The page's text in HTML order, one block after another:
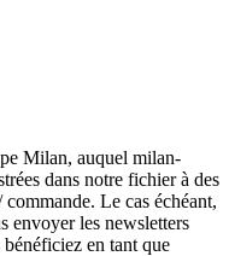
Milan, auquel milan-
dans notre fichier à des
Le cas échéant,
envoyer les newsletters
en tant que